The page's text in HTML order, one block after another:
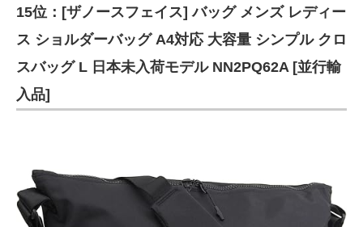
15位：[ザノースフェイス] バッグ メンズ レディー
ス ショルダーバッグ A4対応 大容量 シンプル クロ
スバッグ L 日本未入荷モデル NN2PQ62A [並行輸
入品]